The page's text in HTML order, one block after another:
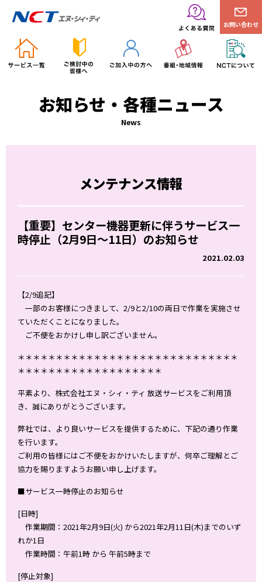
お問い合わせ
お知らせ・各種ニュース
News
メンテナンス情報
【重要】センター機器更新に伴うサービス一
時停止（2月9日～11日）のお知らせ
2021.02.03
【2/9追記】
一部のお客様につきまして、2/9と2/10の両日で作業を実施させ
ていただくことになりました。
ご不便をおかけし申し訳ございません。
＊＊＊＊＊＊＊＊＊＊＊＊＊＊＊＊＊＊＊＊＊＊＊＊＊＊＊＊＊
＊＊＊＊＊＊＊＊＊＊＊＊＊＊＊＊＊＊＊
平素より、株式会社エヌ・シィ・ティ 放送サービスをご利用頂
き、誠にありがとうございます。
弊社では、より良いサービスを提供するために、下記の通り作業
を行います。
ご利用の皆様にはご不便をおかけいたしますが、何卒ご理解とご
協力を賜りますようお願い申し上げます。
■サービス一時停止のお知らせ
[日時]
作業期間：2021年2月9日(火) から2021年2月11日(木)までのいず
れか1日
作業時間：午前1時 から 午前5時まで
[停止対象]